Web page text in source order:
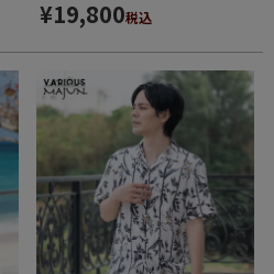
¥19,800税込